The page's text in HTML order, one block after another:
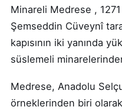
Minareli Medrese , 1271
Şemseddin Cüveynî
kapısının iki yanında
süslemeli
Medrese, Anadolu
örneklerinden biri